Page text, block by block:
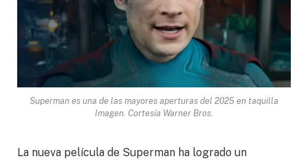
Superman es una de las mayores aperturas del 2025 en taquilla
Imagen. Cortesía Warner Bros.
La nueva película de Superman ha logrado un